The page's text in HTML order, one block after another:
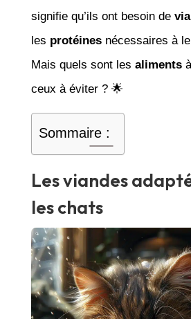
signifie qu’ils ont besoin de
les protéinesnécessaires à
Mais quels sont les alimentsà
ceux à éviter ? 🌟
Sommaire :
Les viandes
les chats